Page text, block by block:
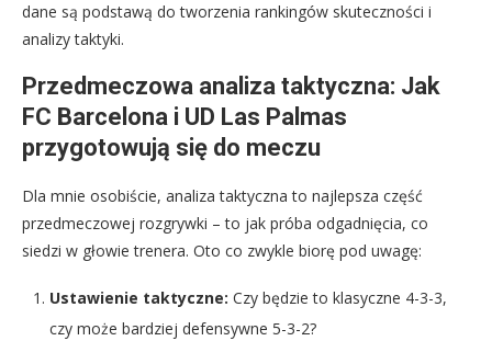
dane są podstawą do tworzenia rankingów skuteczności i
analizy taktyki.
Przedmeczowa analiza taktyczna: Jak
FC Barcelona i UD Las Palmas
przygotowują się do meczu
Dla mnie osobiście, analiza taktyczna to najlepsza część
przedmeczowej rozgrywki – to jak próba odgadnięcia, co
siedzi w głowie trenera. Oto co zwykle biorę pod uwagę:
Ustawienie taktyczne: Czy będzie to klasyczne 4-3-3,
czy może bardziej defensywne 5-3-2?